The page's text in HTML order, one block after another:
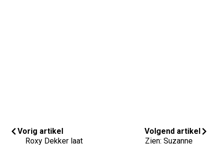
Vorig artikel
Roxy Dekker laat
Volgend artikel
Zien: Suzanne